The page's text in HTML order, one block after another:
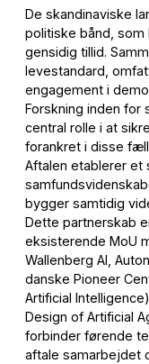
De skandinaviske
politiske bånd,
gensidig tillid.
levestandard,
engagement i
Forskning inden for
central rolle i at
forankret i disse
Aftalen etablerer et
bygger samtidig
Dette partnerskab
eksisterende MoU
Wallenberg AI,
danske Pioneer
Artificial
Design of Artificial
forbinder førende
aftale samarbejdet